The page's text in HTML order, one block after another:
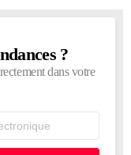
?
dans votre